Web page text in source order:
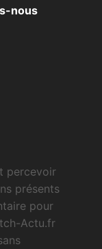
nous
percevoir
présents
pour
Actu.fr